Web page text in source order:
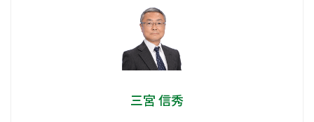
三宮 信秀